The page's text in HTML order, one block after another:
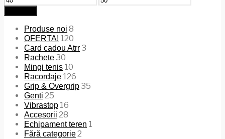
minim
maxim
Produse noi 8
OFERTA! 120
Card cadou Atrr3
Rachete30
Mingi tenis 10
Racordaje 126
Grip & Overgrip35
Genti 25
Vibrastop 16
Accesorii 28
Echipament teren 1
Fără categorie2